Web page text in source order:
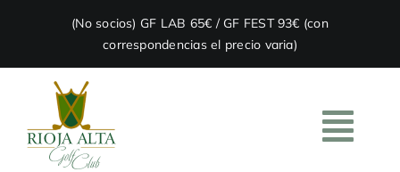
(No socios) GF LAB 65€ / GF FEST 93€ (con
correspondencias el precio varia)